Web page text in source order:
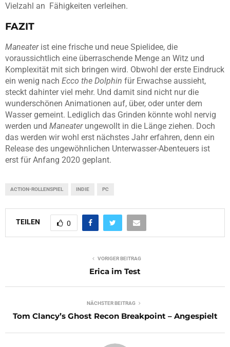
Vielzahl an Fähigkeiten verleihen.
FAZIT
Maneaterist eine frische und neue Spielidee, die
voraussichtlich eine überraschende Menge an Witz und
Komplexität mit sich bringen wird. Obwohl der erste Eindruck
ein wenig nach Ecco the Dolphin für Erwachse aussieht,
steckt dahinter viel mehr. Und damit sind nicht nur die
wunderschönen Animationen auf, über, oder unter dem
Wasser gemeint. Lediglich das Grinden könnte wohl nervig
werden und Maneaterungewollt in die Länge ziehen. Doch
das werden wir wohl erst nächstes Jahr erfahren, denn ein
Release des ungewöhnlichen Unterwasser-Abenteuers ist
erst für Anfang 2020 geplant.
ACTION-ROLLENSPIEL INDIE PC
TEILEN 0
VORIGER BEITRAG
Erica im Test
NÄCHSTER BEITRAG
Tom Clancy’s Ghost Recon Breakpoint – Angespielt